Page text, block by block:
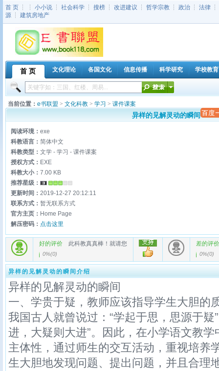
首 页 ┆ ┆ 小小说 ┆ 社会科学 ┆ 搜榜 ┆ 改进建议 ┆ 哲学宗教 ┆ 政治 ┆ 法律 ┆
源 ┆ 建筑房地产
首 页 文化理论 各国文化 信息传播 科学研究 学校教育
当前位置： e书联盟 > 文化科教 > 学习 > 课件课案
异样的见解灵动的瞬间
阅读环境： exe
科教语言： 简体中文
科教类型： 文学 - 学习 - 课件课案
授权方式： EXE
科教大小： 7.00 KB
推荐星级：
更新时间： 2019-12-27 20:12:11
联系方式： 暂无联系方式
官方主页： Home Page
解压密码： 点击这里
好的评价 此科教真真棒！就请您
0%(0)
差的评价
0%(0)
异样的见解灵动的瞬间介绍
异样的见解灵动的瞬间
一、学贵于疑，教师应该指导学生大胆的
我国古人就曾说过：“学起于思，思源于疑
进，大疑则大进”。因此，在小学语文教
主体性，通过师生的交互活动，重视培养
生大胆地发现问题、提出问题，并且合理